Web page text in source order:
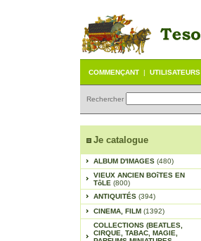
COMMENÇANT | UTILISATEURS
Rechercher
Je catalogue
ALBUM D'IMAGES (480)
VIEUX ANCIEN BOîTES EN
TôLE (800)
ANTIQUITÉS (394)
CINEMA, FILM (1392)
COLLECTIONS (BEATLES,
CIRQUE, TABAC, MAGIE,